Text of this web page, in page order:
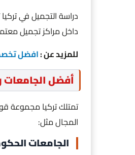
دراسة التجميل في
داخل مراكز تجميل
للمزيد عن :افضل
أفضل الجامعات
تمتلك تركيا مجموعة
المجال مثل:
الجامعات